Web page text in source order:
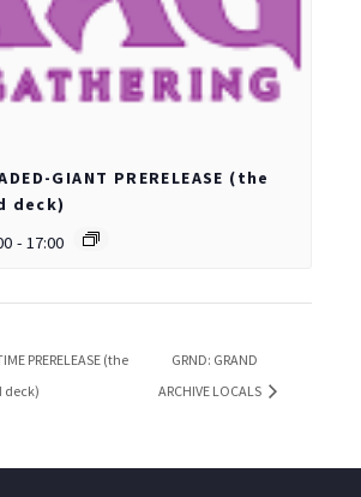
GIANT PRERELEASE (the
deck)
- 17:00
PRERELEASE (the
deck)
GRND: GRAND
ARCHIVE LOCALS